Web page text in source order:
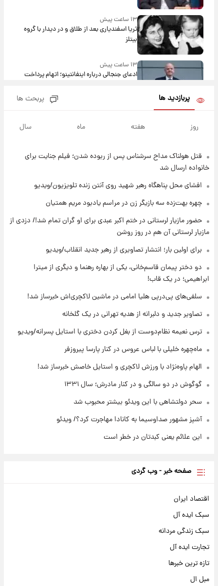
۱۳ ساعت پیش
ثریا اسفندیاری بعد از طلاق و در دیدار با گروه
بیتلز
۱۳ ساعت پیش
ادعای جنجالی درباره اینفانتینو؛ اتهام پرداخت
آلزایمر و زوال عقل افزایش می‌یابد؟
۱۴ ساعت پیش
۱۴ ساعت پیش
مرداد ۱۴۰۵ +جدول
۱۵ ساعت پیش
شوید+ فیلم
۱۵ ساعت پیش
قیمت طلا ۱۸عیار امروز شنبه ۱۷ مرداد ۱۴۰۵
+جدول
۱۶ ساعت پیش
قیمت محصولات ایران‌خودرو و سایپا امروز شنبه
پربازدید ها پربحث ها
روز هفته ماه سال
قتل هولناک مداح سرشناس پس از ربوده شدن؛ فیلم جنایت برای
خانواده ارسال شد
افشای محل پناهگاه‌ رهبر شهید روی آنتن زنده تلویزیون/ویدیو
چهره بهت‌زده سه بازیگر زن در مراسم یادبود مریم همتیان
حضور مازیار لرستانی در ختم اکبر عبدی برای او گران تمام شد!/ دزدی از
مازیار لرستانی آن هم در روز روشن
برای اولین بار؛ انتشار تصاویری از رهبر جدید انقلاب/ویدیو
دو دختر پیمان قاسم‌خانی، یکی از بهاره رهنما و دیگری از میترا
ابراهیمی؛ در یک قاب!
سلفی‌های پی‌درپی هلیا امامی در ماشین لاکچری‌اش خبرساز شد!
تصاویر جدید و دلبرانه از هدیه تهرانی در یک گلخانه
ترس نعیمه نظام‌دوست از بغل کردن دختری با استایل پسرانه/ویدیو
ماه‌چهره خلیلی با لباس عروس در کنار پارسا پیروزفر
الهام پاوه‌نژاد با ورزش لاکچری و استایل خاصش خبرساز شد!
گوگوش در دو سالگی و در کنار مادرش؛ سال ۱۳۳۱
سحر دولتشاهی با این ویدئو بیشتر محبوب شد
آشپز مشهور صداوسیما به کانادا مهاجرت کرد؟/ ویدئو
این علائم یعنی کبدتان در خطر است
صفحه خبر - وب گردی
اقتصاد ایران
سبک ایده آل
سبک زندگی مردانه
تجارت ایده آل
تازه ترین خبرها
مبل ال